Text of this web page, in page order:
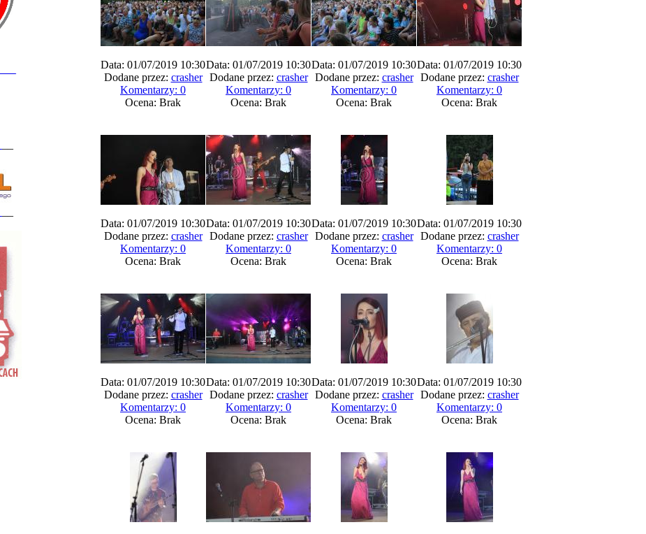
Data: 01/07/2019 10:30
Dodane przez: crasher
Komentarzy: 0
Ocena: Brak
Data: 01/07/2019 10:30
Dodane przez: crasher
Komentarzy: 0
Ocena: Brak
Data: 01/07/2019 10:30
Dodane przez: crasher
Komentarzy: 0
Ocena: Brak
Data: 01/07/2019 10:30
Dodane przez: crasher
Komentarzy: 0
Ocena: Brak
Data: 01/07/2019 10:30
Dodane przez: crasher
Komentarzy: 0
Ocena: Brak
Data: 01/07/2019 10:30
Dodane przez: crasher
Komentarzy: 0
Ocena: Brak
Data: 01/07/2019 10:30
Dodane przez: crasher
Komentarzy: 0
Ocena: Brak
Data: 01/07/2019 10:30
Dodane przez: crasher
Komentarzy: 0
Ocena: Brak
Data: 01/07/2019 10:30
Dodane przez: crasher
Komentarzy: 0
Ocena: Brak
Data: 01/07/2019 10:30
Dodane przez: crasher
Komentarzy: 0
Ocena: Brak
Data: 01/07/2019 10:30
Dodane przez: crasher
Komentarzy: 0
Ocena: Brak
Data: 01/07/2019 10:30
Dodane przez: crasher
Komentarzy: 0
Ocena: Brak